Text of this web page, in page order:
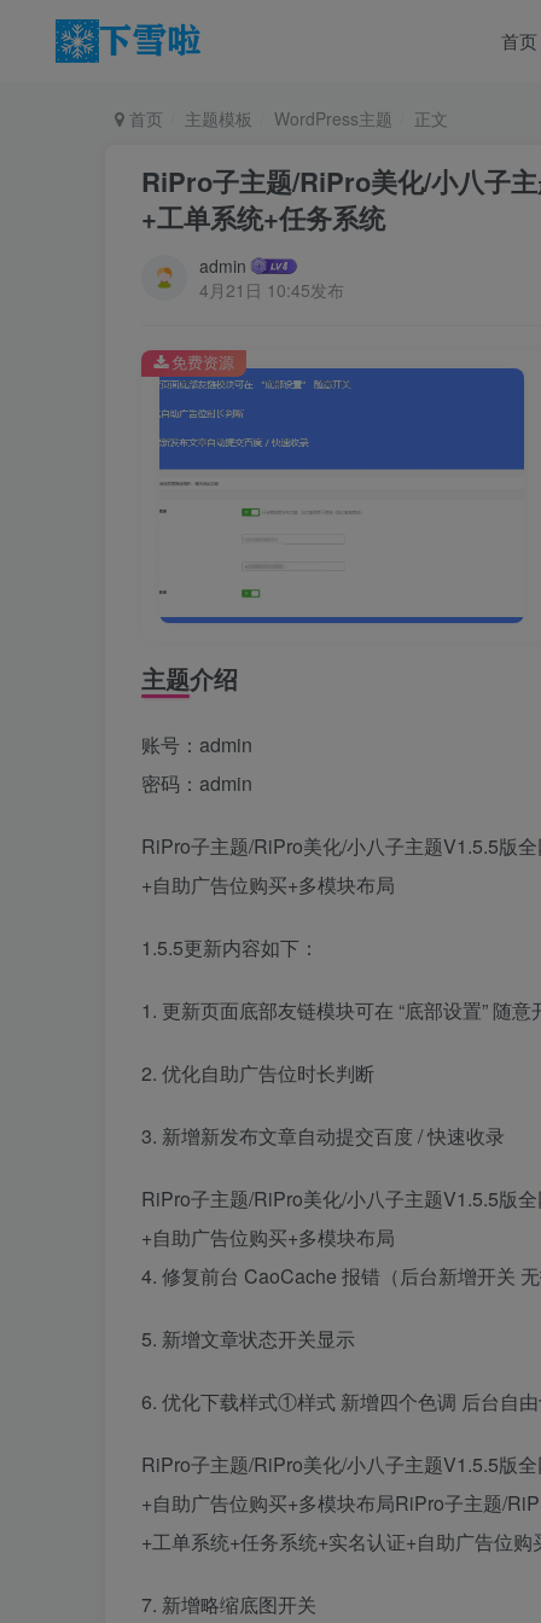
首页
首页 主题模板 WordPress主题 正文
RiPro子主题/RiPro美化/小八子
+工单系统+任务系统
admin
4月21日 10:45发布
免费资源
主题介绍
账号：admin
密码：admin
RiPro子主题/RiPro美化/小八子主题V1.5.5版
+自助广告位购买+多模块布局
1.5.5更新内容如下：
1. 更新页面底部友链模块可在 “底部设置” 随意
2. 优化自助广告位时长判断
3. 新增新发布文章自动提交百度 / 快速收录
RiPro子主题/RiPro美化/小八子主题V1.5.5版
+自助广告位购买+多模块布局
4. 修复前台 CaoCache 报错（后台新增开关
5. 新增文章状态开关显示
6. 优化下载样式①样式 新增四个色调 后台自
RiPro子主题/RiPro美化/小八子主题V1.5.5版
+自助广告位购买+多模块布局RiPro子主题/
+工单系统+任务系统+实名认证+自助广告位购
7. 新增略缩底图开关